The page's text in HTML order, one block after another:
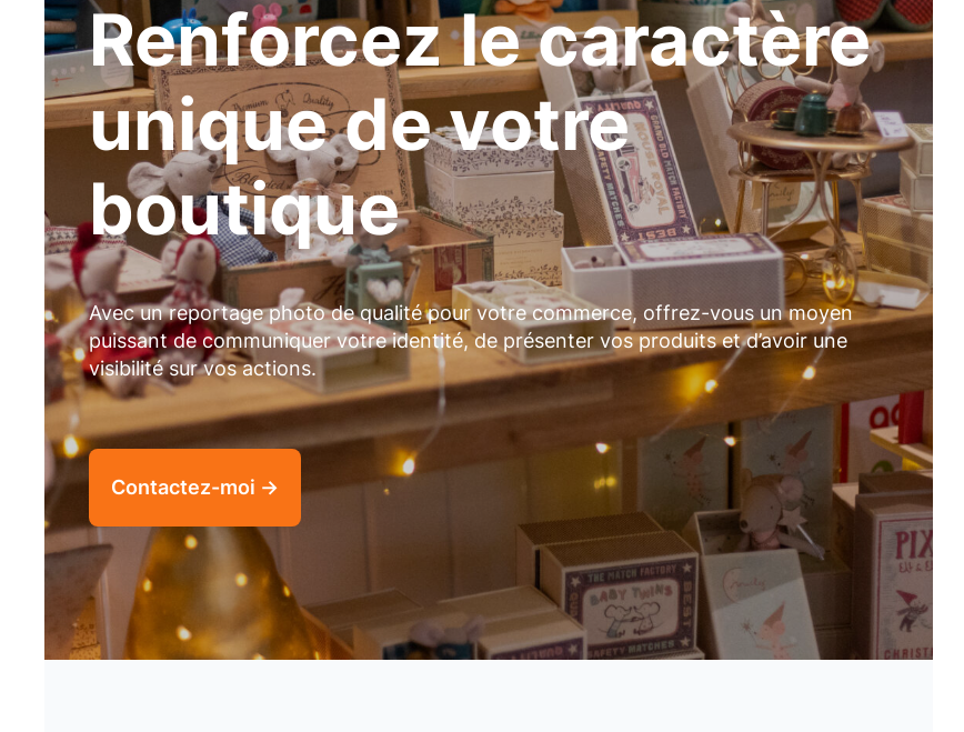
Renforcez le caractère
unique de votre
boutique
Avec un reportage photo de qualité pour votre commerce, offrez-vous un moyen
puissant de communiquer votre identité, de présenter vos produits et d’avoir une
visibilité sur vos actions.
Contactez-moi →